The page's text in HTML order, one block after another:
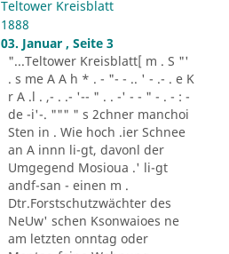
Teltower Kreisblatt
1888
03. Januar , Seite 3
"...Teltower Kreisblatt[ m . S "'
. s me A A h * . - "- - .. ' - .- . e K
r A .l . ,- . .- '-- " . . -' - - " - . - : -
de -i'-. """ " s 2chner manchoi
Sten in . Wie hoch .ier Schnee
an A innn li-gt, davonl der
Umgegend Mosioua .' li-gt
andf-san - einen m .
Dtr.Forstschutzwächter des
NeUw' schen Ksonwaioes ne
am letzten onntag oder